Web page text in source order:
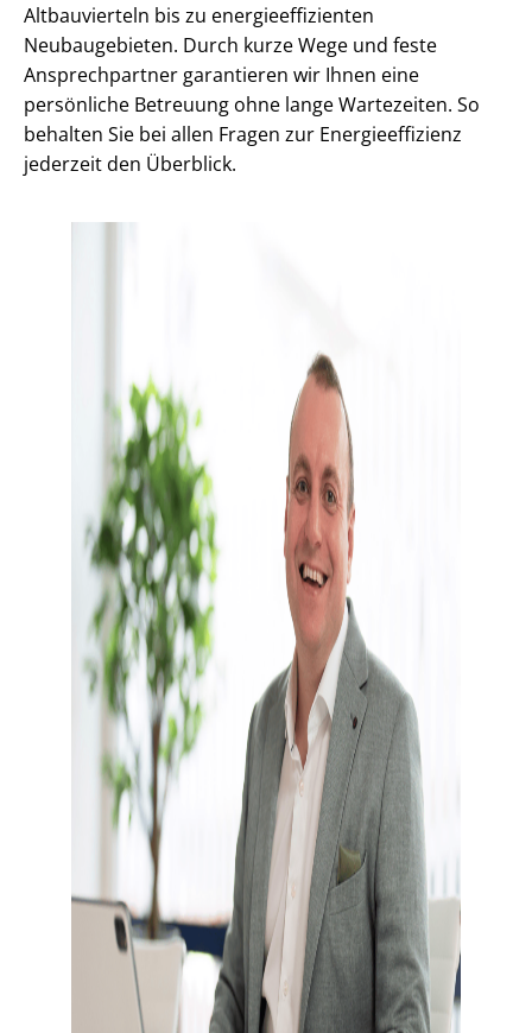
Altbauvierteln bis zu en­er­gie­ef­fi­zi­en­ten
Neubaugebieten. Durch kurze Wege und feste
Ansprechpartner garantieren wir Ihnen eine
persönliche Betreuung ohne lange Wartezeiten. So
behalten Sie bei allen Fragen zur En­er­gie­ef­fi­zi­enz
jederzeit den Überblick.